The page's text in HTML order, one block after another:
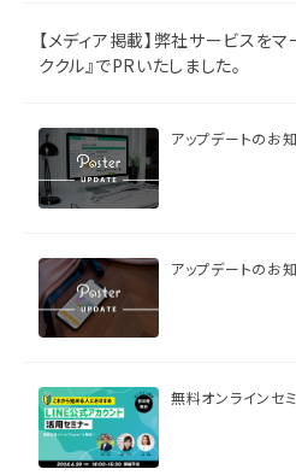
【メディア掲載】弊社サービスをマ
ククル』でPRいたしました。
アップデートのお
アップデートのお
無料オンラインセ